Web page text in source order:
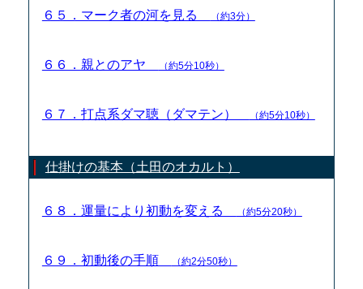
６５．マーク者の河を見る （約3分）
６６．親とのアヤ （約5分10秒）
６７．打点系ダマ聴（ダマテン） （約5分10秒）
仕掛けの基本（土田のオカルト）
６８．運量により初動を変える （約5分20秒）
６９．初動後の手順 （約2分50秒）